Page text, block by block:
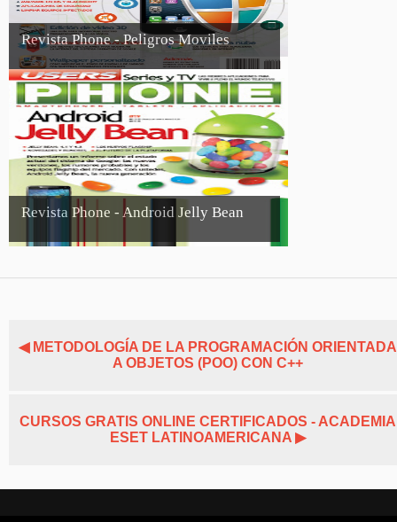
Revista Phone - Peligros Moviles
Revista Phone - Android Jelly Bean
◀ METODOLOGÍA DE LA PROGRAMACIÓN ORIENTADA
A OBJETOS (POO) CON C++
CURSOS GRATIS ONLINE CERTIFICADOS - ACADEMIA
ESET LATINOAMERICANA ▶